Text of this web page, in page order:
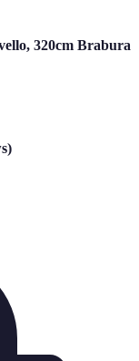
320cm Brabura